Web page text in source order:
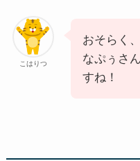
こはりつ
おそらく
なぷぅさ
すね！